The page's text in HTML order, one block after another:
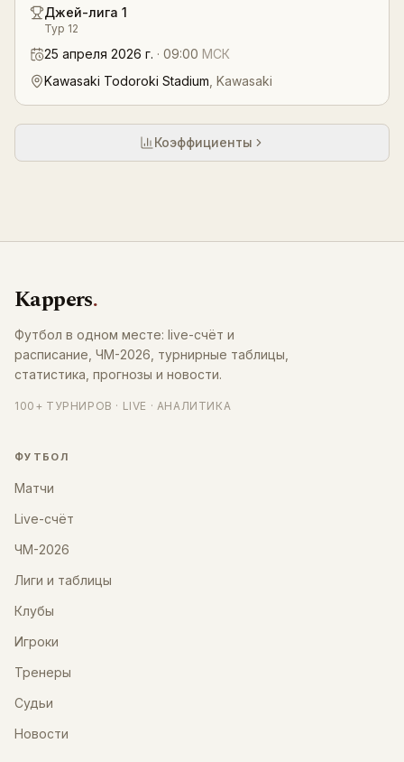
Джей-лига 1
Тур 12
25 апреля 2026 г. · 09:00 МСК
Kawasaki Todoroki Stadium Kawasaki
Коэффициенты
Kappers.
Футбол в одном месте: live-счёт и
расписание, ЧМ-2026, турнирные таблицы,
статистика, прогнозы и новости.
100+ ТУРНИРОВ · LIVE · АНАЛИТИКА
ФУТБОЛ
Матчи
Live-счёт
ЧМ-2026
Лиги и таблицы
Клубы
Игроки
Тренеры
Судьи
Новости